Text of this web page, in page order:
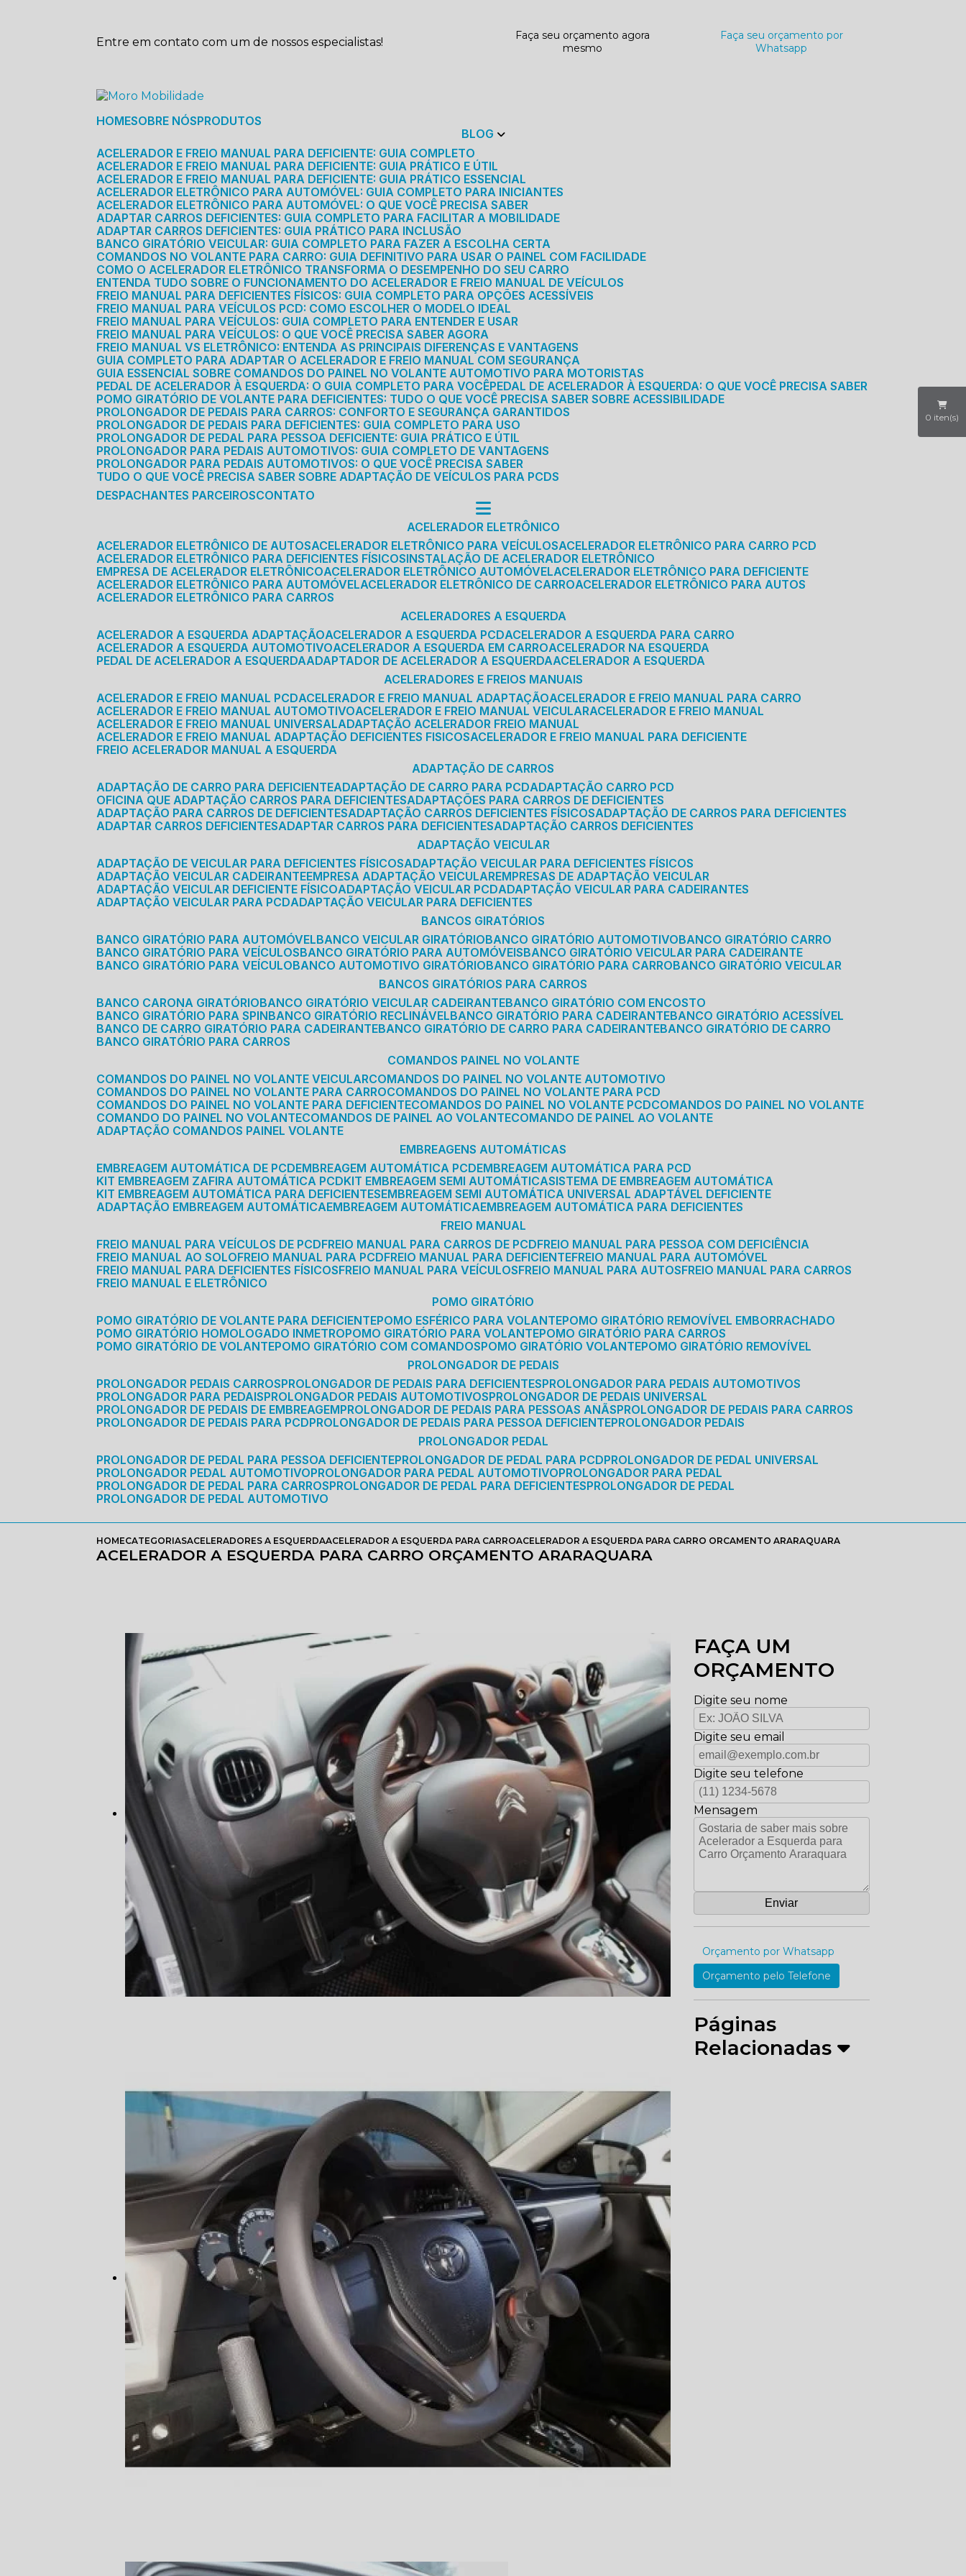
Entre em contato com um de nossos especialistas!
Faça seu orçamento agora
mesmo
Faça seu orçamento por
Whatsapp
HOME SOBRE NÓS PRODUTOS
BLOG
ACELERADOR E FREIO MANUAL PARA DEFICIENTE: GUIA COMPLETO
ACELERADOR E FREIO MANUAL PARA DEFICIENTE: GUIA PRÁTICO E ÚTIL
ACELERADOR E FREIO MANUAL PARA DEFICIENTE: GUIA PRÁTICO ESSENCIAL
ACELERADOR ELETRÔNICO PARA AUTOMÓVEL: GUIA COMPLETO PARA INICIANTES
ACELERADOR ELETRÔNICO PARA AUTOMÓVEL: O QUE VOCÊ PRECISA SABER
ADAPTAR CARROS DEFICIENTES: GUIA COMPLETO PARA FACILITAR A MOBILIDADE
ADAPTAR CARROS DEFICIENTES: GUIA PRÁTICO PARA INCLUSÃO
BANCO GIRATÓRIO VEICULAR: GUIA COMPLETO PARA FAZER A ESCOLHA CERTA
COMANDOS NO VOLANTE PARA CARRO: GUIA DEFINITIVO PARA USAR O PAINEL COM FACILIDADE
COMO O ACELERADOR ELETRÔNICO TRANSFORMA O DESEMPENHO DO SEU CARRO
ENTENDA TUDO SOBRE O FUNCIONAMENTO DO ACELERADOR E FREIO MANUAL DE VEÍCULOS
FREIO MANUAL PARA DEFICIENTES FÍSICOS: GUIA COMPLETO PARA OPÇÕES ACESSÍVEIS
FREIO MANUAL PARA VEÍCULOS PCD: COMO ESCOLHER O MODELO IDEAL
FREIO MANUAL PARA VEÍCULOS: GUIA COMPLETO PARA ENTENDER E USAR
FREIO MANUAL PARA VEÍCULOS: O QUE VOCÊ PRECISA SABER AGORA
FREIO MANUAL VS ELETRÔNICO: ENTENDA AS PRINCIPAIS DIFERENÇAS E VANTAGENS
GUIA COMPLETO PARA ADAPTAR O ACELERADOR E FREIO MANUAL COM SEGURANÇA
GUIA ESSENCIAL SOBRE COMANDOS DO PAINEL NO VOLANTE AUTOMOTIVO PARA MOTORISTAS
PEDAL DE ACELERADOR À ESQUERDA: O GUIA COMPLETO PARA VOCÊ PEDAL DE ACELERADOR À ESQUERDA: O QUE VOCÊ PRECISA SABER
POMO GIRATÓRIO DE VOLANTE PARA DEFICIENTES: TUDO O QUE VOCÊ PRECISA SABER SOBRE ACESSIBILIDADE
PROLONGADOR DE PEDAIS PARA CARROS: CONFORTO E SEGURANÇA GARANTIDOS
PROLONGADOR DE PEDAIS PARA DEFICIENTES: GUIA COMPLETO PARA USO
PROLONGADOR DE PEDAL PARA PESSOA DEFICIENTE: GUIA PRÁTICO E ÚTIL
PROLONGADOR PARA PEDAIS AUTOMOTIVOS: GUIA COMPLETO DE VANTAGENS
PROLONGADOR PARA PEDAIS AUTOMOTIVOS: O QUE VOCÊ PRECISA SABER
TUDO O QUE VOCÊ PRECISA SABER SOBRE ADAPTAÇÃO DE VEÍCULOS PARA PCDS
DESPACHANTES PARCEIROS
CONTATO
ACELERADOR ELETRÔNICO
ACELERADOR ELETRÔNICO DE AUTOS ACELERADOR ELETRÔNICO PARA VEÍCULOS ACELERADOR ELETRÔNICO PARA CARRO PCD
ACELERADOR ELETRÔNICO PARA DEFICIENTES FÍSICOS INSTALAÇÃO DE ACELERADOR ELETRÔNICO
EMPRESA DE ACELERADOR ELETRÔNICO ACELERADOR ELETRÔNICO AUTOMÓVEL ACELERADOR ELETRÔNICO PARA DEFICIENTE
ACELERADOR ELETRÔNICO PARA AUTOMÓVEL ACELERADOR ELETRÔNICO DE CARRO ACELERADOR ELETRÔNICO PARA AUTOS
ACELERADOR ELETRÔNICO PARA CARROS
ACELERADORES A ESQUERDA
ACELERADOR A ESQUERDA ADAPTAÇÃO ACELERADOR A ESQUERDA PCD ACELERADOR A ESQUERDA PARA CARRO
ACELERADOR A ESQUERDA AUTOMOTIVO ACELERADOR A ESQUERDA EM CARRO ACELERADOR NA ESQUERDA
PEDAL DE ACELERADOR A ESQUERDA
ADAPTADOR DE ACELERADOR A ESQUERDA ACELERADOR A ESQUERDA
ACELERADORES E FREIOS MANUAIS
ACELERADOR E FREIO MANUAL PCD ACELERADOR E FREIO MANUAL ADAPTAÇÃO ACELERADOR E FREIO MANUAL PARA CARRO
ACELERADOR E FREIO MANUAL AUTOMOTIVO ACELERADOR E FREIO MANUAL VEICULAR ACELERADOR E FREIO MANUAL
ACELERADOR E FREIO MANUAL UNIVERSAL
ADAPTAÇÃO ACELERADOR FREIO MANUAL
ACELERADOR E FREIO MANUAL ADAPTAÇÃO DEFICIENTES FISICOS ACELERADOR E FREIO MANUAL PARA DEFICIENTE
FREIO ACELERADOR MANUAL A ESQUERDA
ADAPTAÇÃO DE CARROS
ADAPTAÇÃO DE CARRO PARA DEFICIENTE
ADAPTAÇÃO DE CARRO PARA PCD
ADAPTAÇÃO CARRO PCD
OFICINA QUE ADAPTAÇÃO CARROS PARA DEFICIENTES
ADAPTAÇÕES PARA CARROS DE DEFICIENTES
ADAPTAÇÃO PARA CARROS DE DEFICIENTES
ADAPTAÇÃO CARROS DEFICIENTES FÍSICOS
ADAPTAÇÃO DE CARROS PARA DEFICIENTES
ADAPTAR CARROS DEFICIENTES
ADAPTAR CARROS PARA DEFICIENTES
ADAPTAÇÃO CARROS DEFICIENTES
ADAPTAÇÃO VEICULAR
ADAPTAÇÃO DE VEICULAR PARA DEFICIENTES FÍSICOS
ADAPTAÇÃO VEICULAR PARA DEFICIENTES FÍSICOS
ADAPTAÇÃO VEICULAR CADEIRANTE EMPRESA ADAPTAÇÃO VEICULAR EMPRESAS DE ADAPTAÇÃO VEICULAR
ADAPTAÇÃO VEICULAR DEFICIENTE FÍSICO
ADAPTAÇÃO VEICULAR PCD
ADAPTAÇÃO VEICULAR PARA CADEIRANTES
ADAPTAÇÃO VEICULAR PARA PCD
ADAPTAÇÃO VEICULAR PARA DEFICIENTES
BANCOS GIRATÓRIOS
BANCO GIRATÓRIO PARA AUTOMÓVEL
BANCO VEICULAR GIRATÓRIO BANCO GIRATÓRIO AUTOMOTIVO
BANCO GIRATÓRIO CARRO
BANCO GIRATÓRIO PARA VEÍCULOS
BANCO GIRATÓRIO PARA AUTOMÓVEIS
BANCO GIRATÓRIO VEICULAR PARA CADEIRANTE
BANCO GIRATÓRIO PARA VEÍCULO
BANCO AUTOMOTIVO GIRATÓRIO BANCO GIRATÓRIO PARA CARRO
BANCO GIRATÓRIO VEICULAR
BANCOS GIRATÓRIOS PARA CARROS
BANCO CARONA GIRATÓRIO
BANCO GIRATÓRIO VEICULAR CADEIRANTE BANCO GIRATÓRIO COM ENCOSTO
BANCO GIRATÓRIO PARA SPIN
BANCO GIRATÓRIO RECLINÁVEL BANCO GIRATÓRIO PARA CADEIRANTE BANCO GIRATÓRIO ACESSÍVEL
BANCO DE CARRO GIRATÓRIO PARA CADEIRANTE BANCO GIRATÓRIO DE CARRO PARA CADEIRANTE BANCO GIRATÓRIO DE CARRO
BANCO GIRATÓRIO PARA CARROS
COMANDOS PAINEL NO VOLANTE
COMANDOS DO PAINEL NO VOLANTE VEICULAR
COMANDOS DO PAINEL NO VOLANTE AUTOMOTIVO
COMANDOS DO PAINEL NO VOLANTE PARA CARRO
COMANDOS DO PAINEL NO VOLANTE PARA PCD
COMANDOS DO PAINEL NO VOLANTE PARA DEFICIENTE
COMANDOS DO PAINEL NO VOLANTE PCD
COMANDOS DO PAINEL NO VOLANTE
COMANDO DO PAINEL NO VOLANTE
COMANDOS DE PAINEL AO VOLANTE
COMANDO DE PAINEL AO VOLANTE
ADAPTAÇÃO COMANDOS PAINEL VOLANTE
EMBREAGENS AUTOMÁTICAS
EMBREAGEM AUTOMÁTICA DE PCD EMBREAGEM AUTOMÁTICA PCD EMBREAGEM AUTOMÁTICA PARA PCD
KIT EMBREAGEM ZAFIRA AUTOMÁTICA PCD
KIT EMBREAGEM SEMI AUTOMÁTICA SISTEMA DE EMBREAGEM AUTOMÁTICA
KIT EMBREAGEM AUTOMÁTICA PARA DEFICIENTES EMBREAGEM SEMI AUTOMÁTICA UNIVERSAL ADAPTÁVEL DEFICIENTE
ADAPTAÇÃO EMBREAGEM AUTOMÁTICA EMBREAGEM AUTOMÁTICA EMBREAGEM AUTOMÁTICA PARA DEFICIENTES
FREIO MANUAL
FREIO MANUAL PARA VEÍCULOS DE PCD FREIO MANUAL PARA CARROS DE PCD FREIO MANUAL PARA PESSOA COM DEFICIÊNCIA
FREIO MANUAL AO SOLO FREIO MANUAL PARA PCD FREIO MANUAL PARA DEFICIENTE FREIO MANUAL PARA AUTOMÓVEL
FREIO MANUAL PARA DEFICIENTES FÍSICOS FREIO MANUAL PARA VEÍCULOS FREIO MANUAL PARA AUTOS FREIO MANUAL PARA CARROS
FREIO MANUAL E ELETRÔNICO
POMO GIRATÓRIO
POMO GIRATÓRIO DE VOLANTE PARA DEFICIENTE POMO ESFÉRICO PARA VOLANTE POMO GIRATÓRIO REMOVÍVEL EMBORRACHADO
POMO GIRATÓRIO HOMOLOGADO INMETRO POMO GIRATÓRIO PARA VOLANTE POMO GIRATÓRIO PARA CARROS
POMO GIRATÓRIO DE VOLANTE POMO GIRATÓRIO COM COMANDOS POMO GIRATÓRIO VOLANTE POMO GIRATÓRIO REMOVÍVEL
PROLONGADOR DE PEDAIS
PROLONGADOR PEDAIS CARROS PROLONGADOR DE PEDAIS PARA DEFICIENTES PROLONGADOR PARA PEDAIS AUTOMOTIVOS
PROLONGADOR PARA PEDAIS PROLONGADOR PEDAIS AUTOMOTIVOS PROLONGADOR DE PEDAIS UNIVERSAL
PROLONGADOR DE PEDAIS DE EMBREAGEM PROLONGADOR DE PEDAIS PARA PESSOAS ANÃS PROLONGADOR DE PEDAIS PARA CARROS
PROLONGADOR DE PEDAIS PARA PCD PROLONGADOR DE PEDAIS PARA PESSOA DEFICIENTE PROLONGADOR PEDAIS
PROLONGADOR PEDAL
PROLONGADOR DE PEDAL PARA PESSOA DEFICIENTE PROLONGADOR DE PEDAL PARA PCD PROLONGADOR DE PEDAL UNIVERSAL
PROLONGADOR PEDAL AUTOMOTIVO PROLONGADOR PARA PEDAL AUTOMOTIVO PROLONGADOR PARA PEDAL
PROLONGADOR DE PEDAL PARA CARROS PROLONGADOR DE PEDAL PARA DEFICIENTES PROLONGADOR DE PEDAL
PROLONGADOR DE PEDAL AUTOMOTIVO
0 iten(s)
HOMECATEGORIASACELERADORES A ESQUERDAACELERADOR A ESQUERDA PARA CARROACELERADOR A ESQUERDA PARA CARRO ORCAMENTO ARARAQUARA
ACELERADOR A ESQUERDA PARA CARRO ORÇAMENTO ARARAQUARA
FAÇA UM
ORÇAMENTO
Digite seu nome
Digite seu email
Digite seu telefone
Mensagem
Orçamento por Whatsapp
Orçamento pelo Telefone
Páginas
Relacionadas